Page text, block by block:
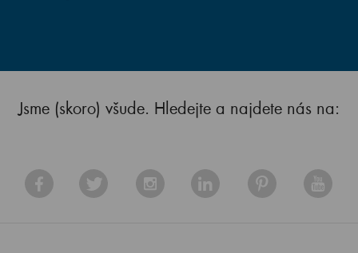
Jsme (skoro) všude. Hledejte a najdete nás na: